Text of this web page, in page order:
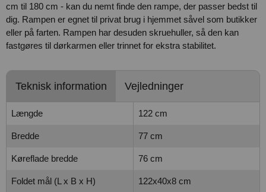
cm til 180 cm - kan du nemt finde den rampe, der passer bedst til
dig. Rampen er egnet til privat brug i hjemmet såvel som butikker
eller på farten. Rampen har desuden skruehuller, så den kan
fastgøres til dørkarmen eller trinnet for ekstra stabilitet.
Teknisk information Vejledninger
Længde 122 cm
Bredde 77 cm
Køreflade bredde 76 cm
Foldet mål (L x B x H) 122x40x8 cm